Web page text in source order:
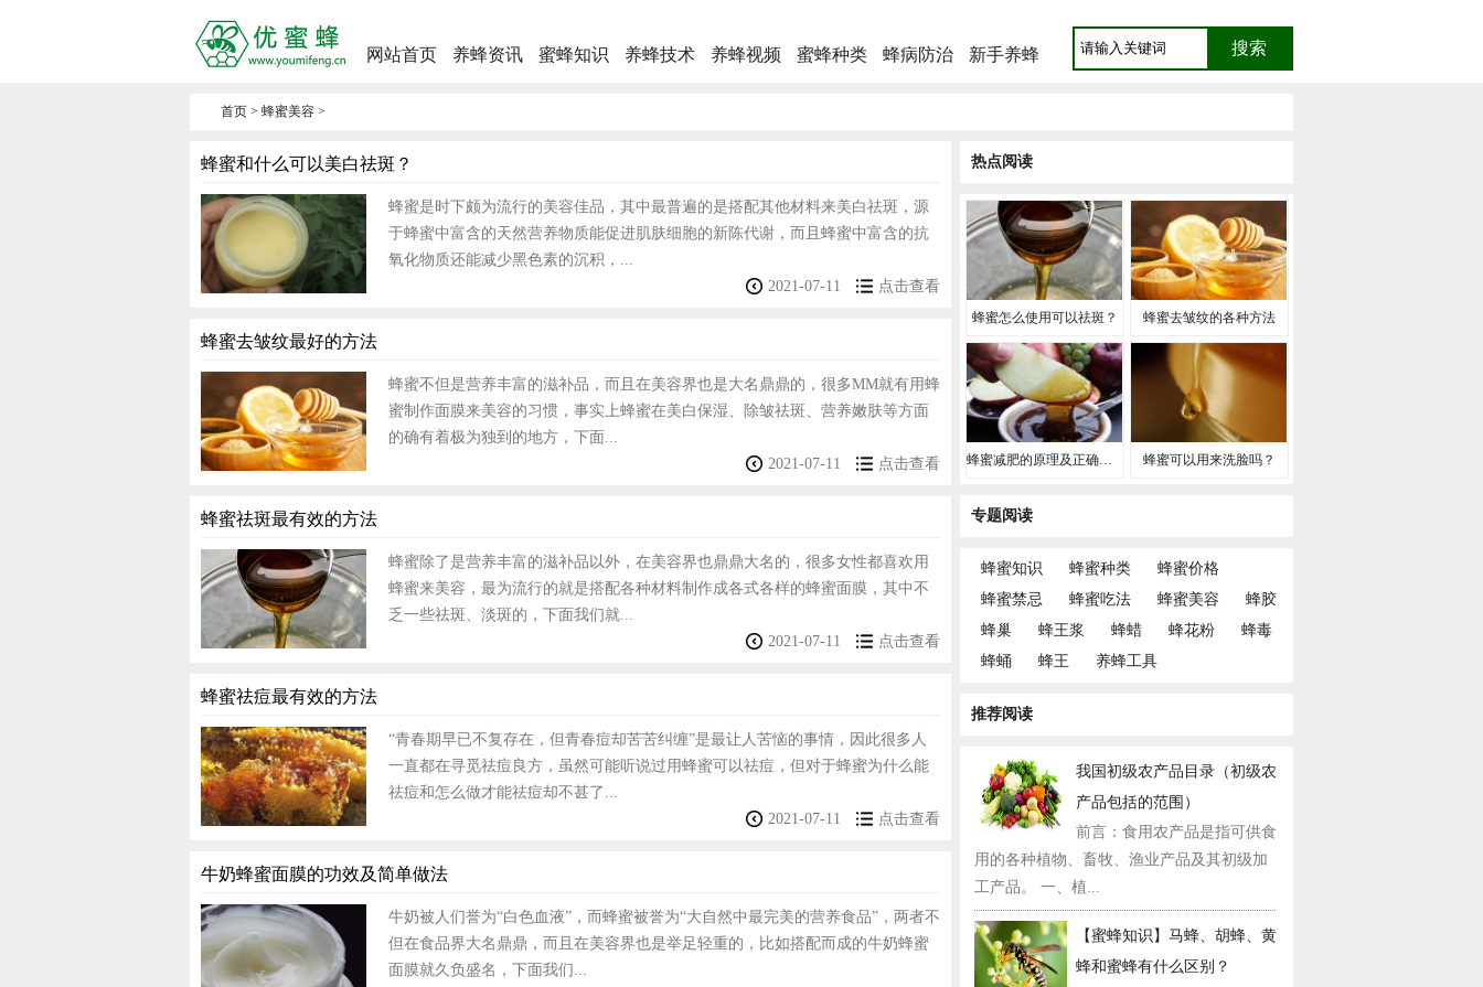
网站首页 养蜂资讯 蜜蜂知识 养蜂技术 养蜂视频 蜜蜂种类 蜂病防治 新手养蜂
首页 > 蜂蜜美容 >
蜂蜜和什么可以美白祛斑？
蜂蜜是时下颇为流行的美容佳品，其中最普遍的是搭配其他材料来美白祛斑，源
于蜂蜜中富含的天然营养物质能促进肌肤细胞的新陈代谢，而且蜂蜜中富含的抗
氧化物质还能减少黑色素的沉积，...
2021-07-11
点击查看
蜂蜜去皱纹最好的方法
蜂蜜不但是营养丰富的滋补品，而且在美容界也是大名鼎鼎的，很多MM就有用蜂
蜜制作面膜来美容的习惯，事实上蜂蜜在美白保湿、除皱祛斑、营养嫩肤等方面
的确有着极为独到的地方，下面...
2021-07-11
点击查看
蜂蜜祛斑最有效的方法
蜂蜜除了是营养丰富的滋补品以外，在美容界也鼎鼎大名的，很多女性都喜欢用
蜂蜜来美容，最为流行的就是搭配各种材料制作成各式各样的蜂蜜面膜，其中不
乏一些祛斑、淡斑的，下面我们就...
2021-07-11
点击查看
蜂蜜祛痘最有效的方法
“青春期早已不复存在，但青春痘却苦苦纠缠”是最让人苦恼的事情，因此很多人
一直都在寻觅祛痘良方，虽然可能听说过用蜂蜜可以祛痘，但对于蜂蜜为什么能
祛痘和怎么做才能祛痘却不甚了...
2021-07-11
点击查看
牛奶蜂蜜面膜的功效及简单做法
牛奶被人们誉为“白色血液”，而蜂蜜被誉为“大自然中最完美的营养食品”，两者不
但在食品界大名鼎鼎，而且在美容界也是举足轻重的，比如搭配而成的牛奶蜂蜜
面膜就久负盛名，下面我们...
热点阅读
蜂蜜怎么使用可以祛斑？ 蜂蜜去皱纹的各种方法
蜂蜜减肥的原理及正确方法 蜂蜜可以用来洗脸吗？
专题阅读
蜂蜜知识 蜂蜜种类
蜂蜜价格
蜂蜜禁忌
蜂蜜吃法 蜂蜜美容
蜂胶
蜂巢
蜂王浆 蜂蜡 蜂花粉
蜂毒
蜂蛹
蜂王 养蜂工具
推荐阅读
我国初级农产品目录（初级农
产品包括的范围）
前言：食用农产品是指可供食
用的各种植物、畜牧、渔业产品及其初级加
工产品。 一、植...
【蜜蜂知识】马蜂、胡蜂、黄
蜂和蜜蜂有什么区别？